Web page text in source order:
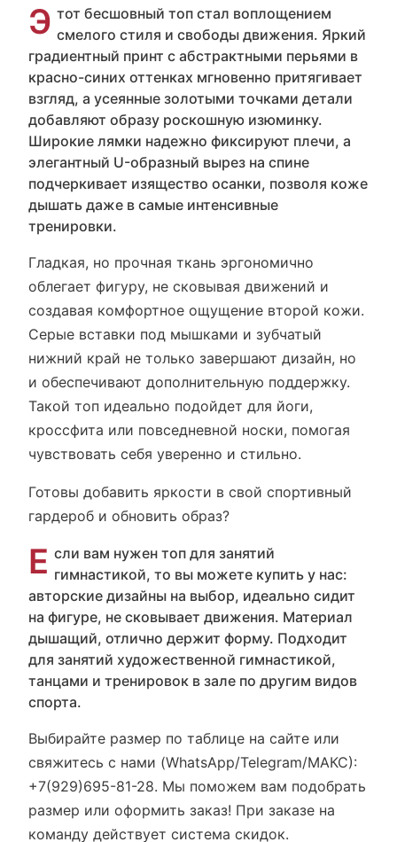
Э тот бесшовный топ стал воплощением
смелого стиля и свободы движения. Яркий
градиентный принт с абстрактными перьями в
красно-синих оттенках мгновенно притягивает
взгляд, а усеянные золотыми точками детали
добавляют образу роскошную изюминку.
Широкие лямки надежно фиксируют плечи, а
элегантный U-образный вырез на спине
подчеркивает изящество осанки, позволя коже
дышать даже в самые интенсивные
тренировки.
Гладкая, но прочная ткань эргономично
облегает фигуру, не сковывая движений и
создавая комфортное ощущение второй кожи.
Серые вставки под мышками и зубчатый
нижний край не только завершают дизайн, но
и обеспечивают дополнительную поддержку.
Такой топ идеально подойдет для йоги,
кроссфита или повседневной носки, помогая
чувствовать себя уверенно и стильно.
Готовы добавить яркости в свой спортивный
гардероб и обновить образ?
Е сли вам нужен топ для занятий
гимнастикой, то вы можете купить у нас:
авторские дизайны на выбор, идеально сидит
на фигуре, не сковывает движения. Материал
дышащий, отлично держит форму. Подходит
для занятий художественной гимнастикой,
танцами и тренировок в зале по другим видов
спорта.
Выбирайте размер по таблице на сайте или
свяжитесь с нами (WhatsApp/Telegram/МАКС):
+7(929)695-81-28. Мы поможем вам подобрать
размер или оформить заказ! При заказе на
команду действует система скидок.